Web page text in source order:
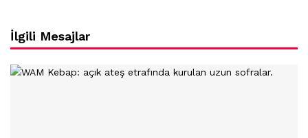
İlgili Mesajlar